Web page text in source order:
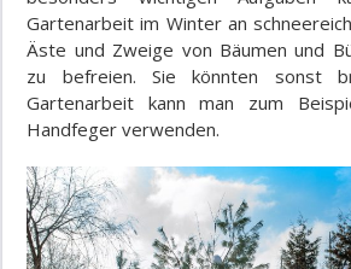
Gartenarbeit im Winter an
Äste und Zweige von Bäumen und
zu befreien. Sie könnten sonst
Gartenarbeit kann man zum
Handfeger verwenden.